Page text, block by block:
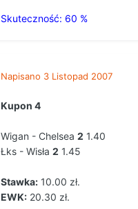
Skuteczność: 60 %
Napisano 3 Listopad 2007
Kupon 4
Wigan - Chelsea 2 1.40
Łks - Wisła 2 1.45
Stawka:10.00 zł.
EWK:20.30 zł.